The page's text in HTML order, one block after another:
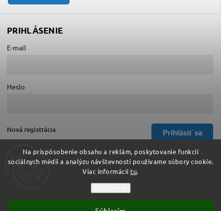
Na prispôsobenie obsahu a reklám, poskytovanie funkcií
sociálnych médií a analýzu návštevnosti používame súbory cookie.
Viac informácií tu.
PRIHLÁSENIE
E-mail
Heslo
Prihlásiť sa
Nová registrácia
Zabudnuté heslo
Hurá do školy. Všetky práva vyhradené.
Upraviť nastavenie cookies